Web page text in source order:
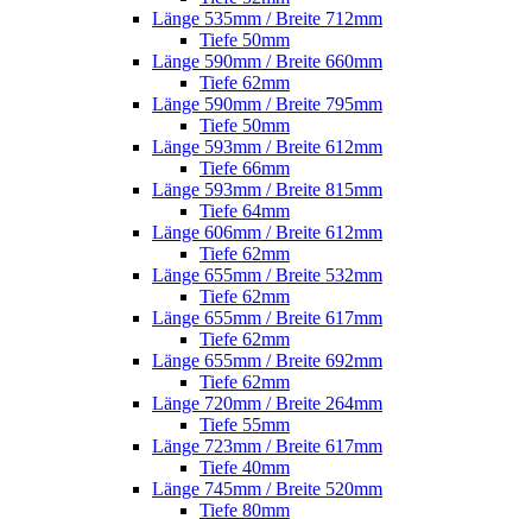
Länge 535mm / Breite 712mm
Tiefe 50mm
Länge 590mm / Breite 660mm
Tiefe 62mm
Länge 590mm / Breite 795mm
Tiefe 50mm
Länge 593mm / Breite 612mm
Tiefe 66mm
Länge 593mm / Breite 815mm
Tiefe 64mm
Länge 606mm / Breite 612mm
Tiefe 62mm
Länge 655mm / Breite 532mm
Tiefe 62mm
Länge 655mm / Breite 617mm
Tiefe 62mm
Länge 655mm / Breite 692mm
Tiefe 62mm
Länge 720mm / Breite 264mm
Tiefe 55mm
Länge 723mm / Breite 617mm
Tiefe 40mm
Länge 745mm / Breite 520mm
Tiefe 80mm